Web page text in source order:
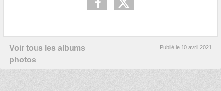
Voir tous les albums
photos
Publié le 10 avril 2021